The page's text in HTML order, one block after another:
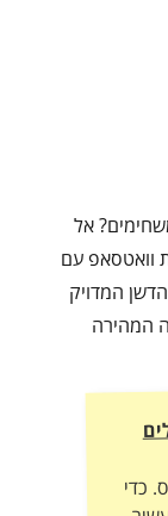
אל
וואטסאפ עם
המדויק
המהירה
כדי
את